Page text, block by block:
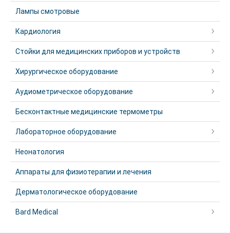
Лампы смотровые
Кардиология
Стойки для медицинских приборов и устройств
Хирургическое оборудование
Аудиометрическое оборудование
Бесконтактные медицинские термометры
Лабораторное оборудование
Неонатология
Аппараты для физиотерапии и лечения
Дерматологическое оборудование
Bard Medical